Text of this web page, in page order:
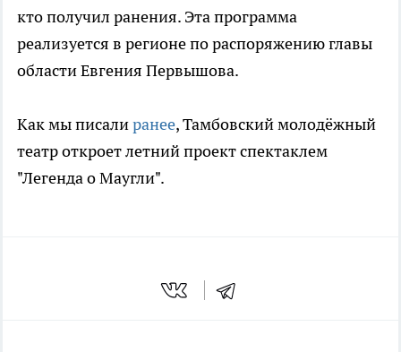
кто получил ранения. Эта программа
реализуется в регионе по распоряжению главы
области Евгения Первышова.
Как мы писалиранее, Тамбовский молодёжный
театр откроет летний проект спектаклем
"Легенда о Маугли".